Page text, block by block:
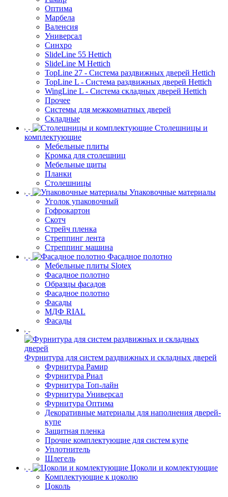
Оптима
Марбела
Валенсия
Универсал
Синхро
SlideLine 55 Hettich
SlideLine M Hettich
TopLine 27 - Система раздвижных дверей Hettich
TopLine L - Система раздвижных дверей Hettich
WingLine L - Система складных дверей Hettich
Прочее
Системы для межкомнатных дверей
Складные
Столешницы и
комплектующие
Мебельные плиты
Кромка для столешниц
Мебельные щиты
Планки
Столешницы
Упаковочные материалы
Уголок упаковочный
Гофрокартон
Скотч
Стрейч пленка
Стреппинг лента
Стреппинг машина
Фасадное полотно
Мебельные плиты Slotex
Фасадное полотно
Образцы фасадов
Фасадное полотно
Фасады
МДФ RIAL
Фасады
Фурнитура для систем раздвижных и складных дверей
Фурнитура Рамир
Фурнитура Риал
Фурнитура Топ-лайн
Фурнитура Универсал
Фурнитура Оптима
Декоративные материалы для наполнения дверей-
купе
Защитная пленка
Прочие комплектующие для систем купе
Уплотнитель
Шлегель
Цоколи и комлектующие
Комплектующие к цоколю
Цоколь